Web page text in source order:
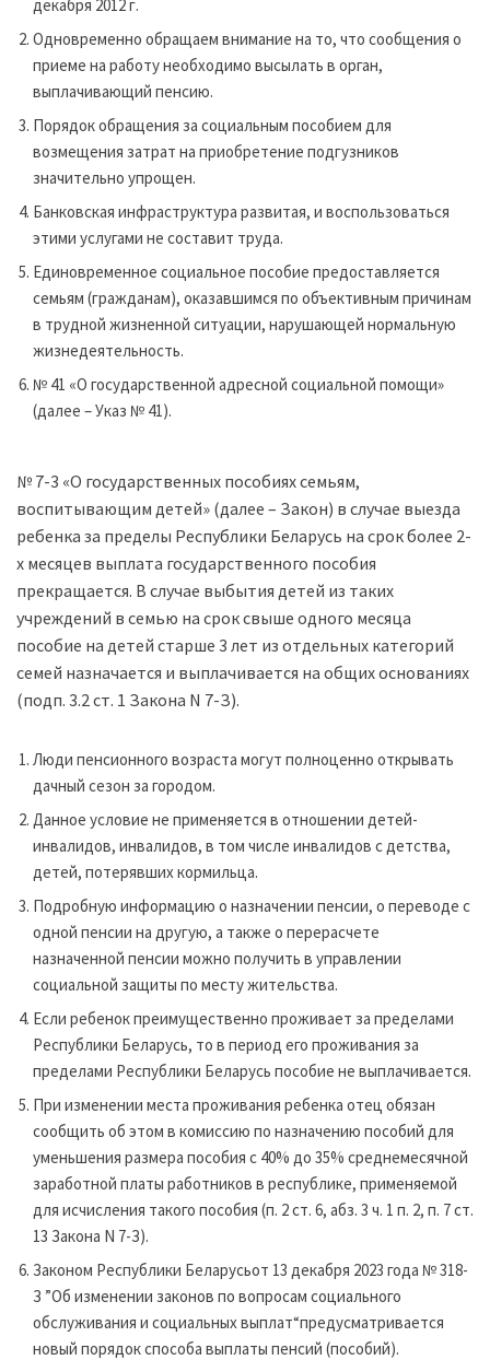
декабря 2012 г.
Одновременно обращаем внимание на то, что сообщения о
приеме на работу необходимо высылать в орган,
выплачивающий пенсию.
Порядок обращения за социальным пособием для
возмещения затрат на приобретение подгузников
значительно упрощен.
Банковская инфраструктура развитая, и воспользоваться
этими услугами не составит труда.
Единовременное социальное пособие предоставляется
семьям (гражданам), оказавшимся по объективным причинам
в трудной жизненной ситуации, нарушающей нормальную
жизнедеятельность.
№ 41 «О государственной адресной социальной помощи»
(далее – Указ № 41).
№ 7-3 «О государственных пособиях семьям,
воспитывающим детей» (далее – Закон) в случае выезда
ребенка за пределы Республики Беларусь на срок более 2-
х месяцев выплата государственного пособия
прекращается. В случае выбытия детей из таких
учреждений в семью на срок свыше одного месяца
пособие на детей старше 3 лет из отдельных категорий
семей назначается и выплачивается на общих основаниях
(подп. 3.2 ст. 1 Закона N 7-З).
Люди пенсионного возраста могут полноценно открывать
дачный сезон за городом.
Данное условие не применяется в отношении детей-
инвалидов, инвалидов, в том числе инвалидов с детства,
детей, потерявших кормильца.
Подробную информацию о назначении пенсии, о переводе с
одной пенсии на другую, а также о перерасчете
назначенной пенсии можно получить в управлении
социальной защиты по месту жительства.
Если ребенок преимущественно проживает за пределами
Республики Беларусь, то в период его проживания за
пределами Республики Беларусь пособие не выплачивается.
При изменении места проживания ребенка отец обязан
сообщить об этом в комиссию по назначению пособий для
уменьшения размера пособия с 40% до 35% среднемесячной
заработной платы работников в республике, применяемой
для исчисления такого пособия (п. 2 ст. 6, абз. 3 ч. 1 п. 2, п. 7 ст.
13 Закона N 7-З).
Законом Республики Беларусьот 13 декабря 2023 года № 318-
З ”Об изменении законов по вопросам социального
обслуживания и социальных выплат“предусматривается
новый порядок способа выплаты пенсий (пособий).